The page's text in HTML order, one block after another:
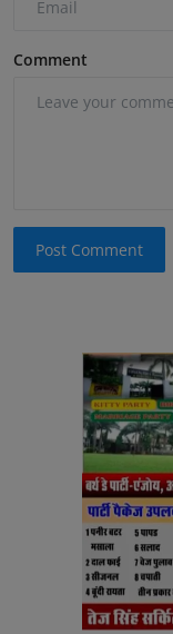
Comment
Post Comment